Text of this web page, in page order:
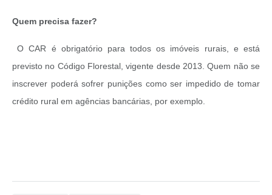
Quem precisa fazer?
O CAR é obrigatório para todos os imóveis rurais, e está
previsto no Código Florestal, vigente desde 2013. Quem não se
inscrever poderá sofrer punições como ser impedido de tomar
crédito rural em agências bancárias, por exemplo.